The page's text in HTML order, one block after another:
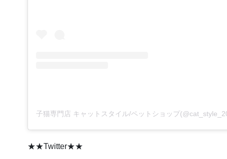
★★Twitter★★